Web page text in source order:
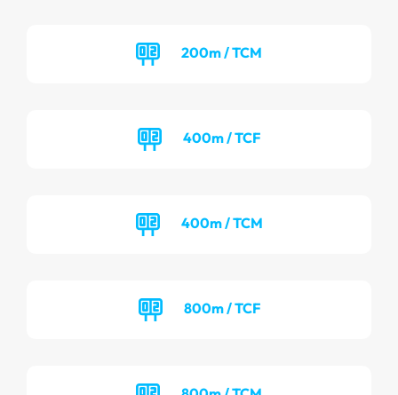
200m / TCM
400m / TCF
400m / TCM
800m / TCF